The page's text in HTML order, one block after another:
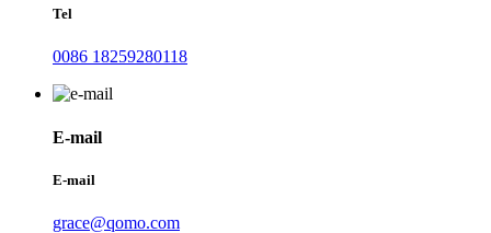
Tel
0086 18259280118
E-mail
E-mail
grace@qomo.com